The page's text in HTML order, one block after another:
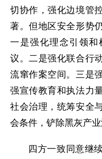
切协作，强化边境管
著。但地区安全形势
一是强化理念引领和
议。二是强化联合行
流窜作案空间。三是
强宣传教育和执法力
社会治理，统筹安全
会条件，铲除黑灰产业
四方一致同意继